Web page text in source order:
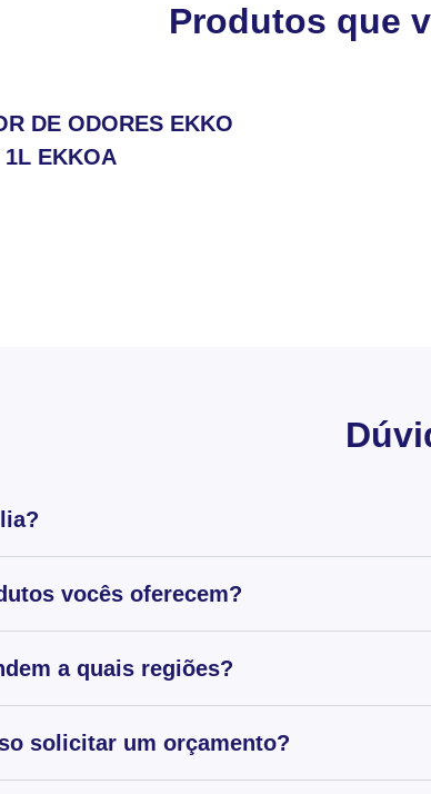
Produtos que
DE ODORES EKKO
1L EKKOA
vocês oferecem?
a quais regiões?
solicitar um orçamento?